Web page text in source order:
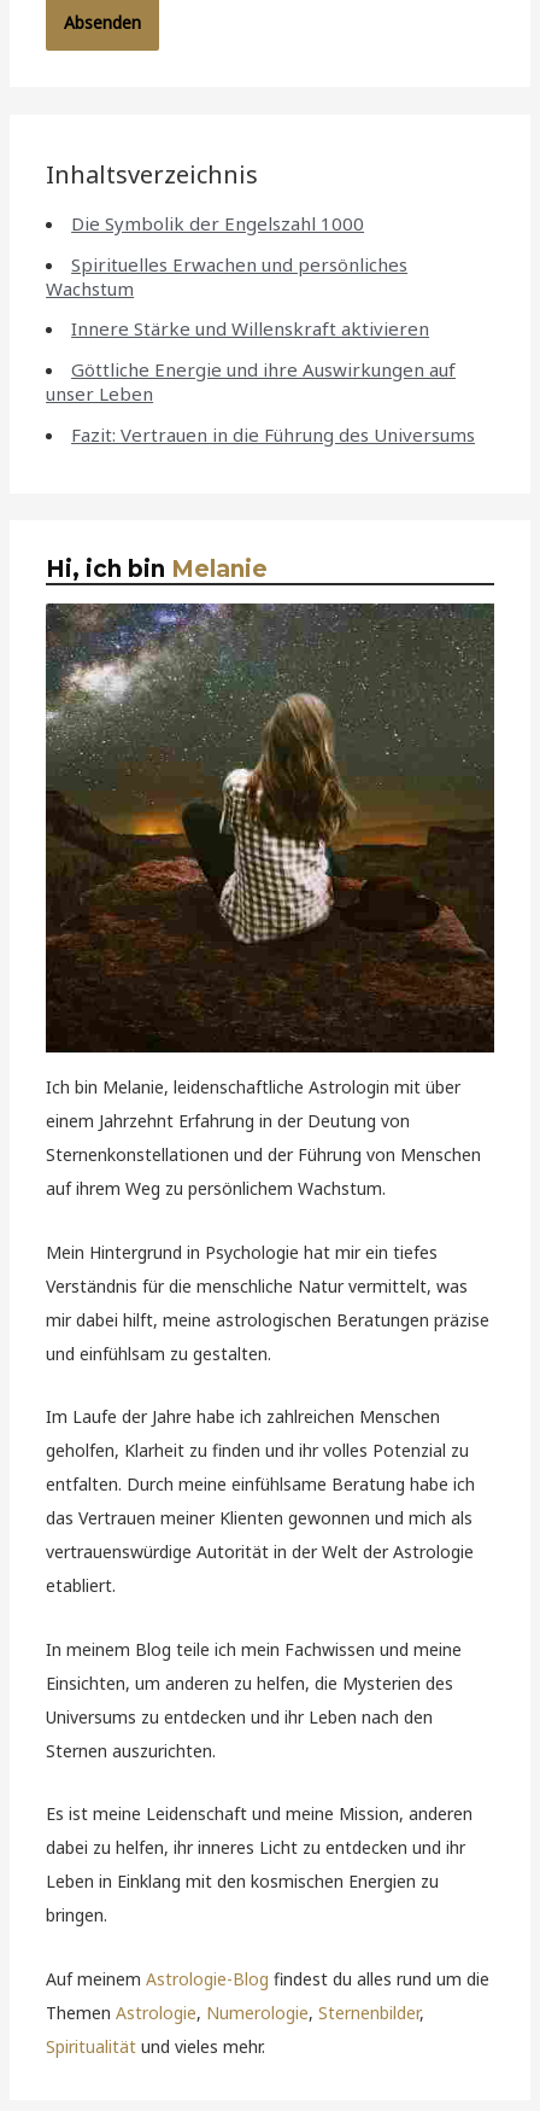
Inhaltsverzeichnis
Die Symbolik der Engelszahl 1000
Spirituelles Erwachen und persönliches
Wachstum
Innere Stärke und Willenskraft aktivieren
Göttliche Energie und ihre Auswirkungen auf
unser Leben
Fazit: Vertrauen in die Führung des Universums
Hi, ich bin Melanie
Ich bin Melanie, leidenschaftliche Astrologin mit über
einem Jahrzehnt Erfahrung in der Deutung von
Sternenkonstellationen und der Führung von Menschen
auf ihrem Weg zu persönlichem Wachstum.
Mein Hintergrund in Psychologie hat mir ein tiefes
Verständnis für die menschliche Natur vermittelt, was
mir dabei hilft, meine astrologischen Beratungen präzise
und einfühlsam zu gestalten.
Im Laufe der Jahre habe ich zahlreichen Menschen
geholfen, Klarheit zu finden und ihr volles Potenzial zu
entfalten. Durch meine einfühlsame Beratung habe ich
das Vertrauen meiner Klienten gewonnen und mich als
vertrauenswürdige Autorität in der Welt der Astrologie
etabliert.
In meinem Blog teile ich mein Fachwissen und meine
Einsichten, um anderen zu helfen, die Mysterien des
Universums zu entdecken und ihr Leben nach den
Sternen auszurichten.
Es ist meine Leidenschaft und meine Mission, anderen
dabei zu helfen, ihr inneres Licht zu entdecken und ihr
Leben in Einklang mit den kosmischen Energien zu
bringen.
Auf meinemAstrologie-Blog findest du alles rund um die
ThemenAstrologie, Numerologie,Sternenbilder,
Spiritualität und vieles mehr.